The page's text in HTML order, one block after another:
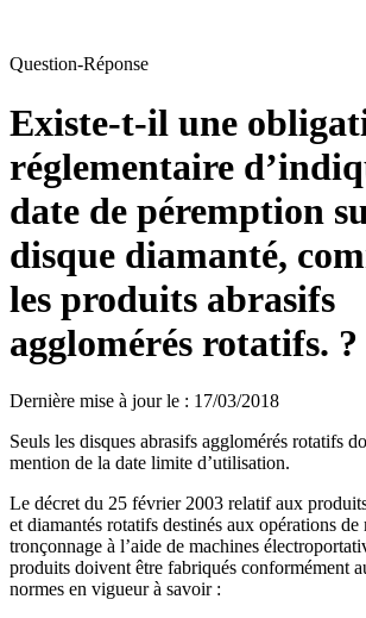
Question-Réponse
Existe-t-il une
réglementaire
date de péremption
disque diamanté,
les produits abrasifs
agglomérés rotatifs. ?
Dernière mise à jour le : 17/03/2018
Seuls les disques abrasifs agglomérés rotatifs
mention de la date limite d’utilisation.
Le décret du 25 février 2003 relatif aux
et diamantés rotatifs destinés aux opérations de
tronçonnage à l’aide de machines
produits doivent être fabriqués conformément
normes en vigueur à savoir :